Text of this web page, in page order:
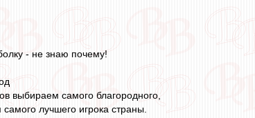
- не знаю почему!
выбираем самого благородного,
лучшего игрока страны.